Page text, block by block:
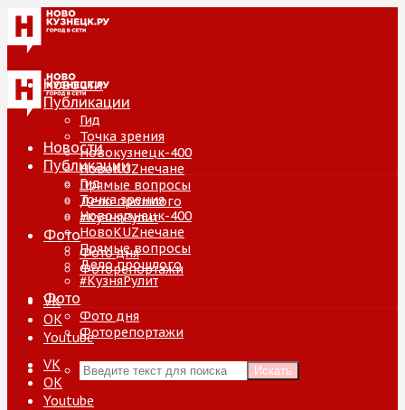
Новости
Публикации
Гид
Точка зрения
Новокузнецк-400
НовоKUZнечане
Прямые вопросы
Дело прошлого
#КузняРулит
Фото
Фото дня
Фоторепортажи
VK
ОК
Youtube
Искать
Новости
Публикации
Гид
Точка зрения
Новокузнецк-400
НовоKUZнечане
Прямые вопросы
Дело прошлого
#КузняРулит
Фото
Фото дня
Фоторепортажи
VK
ОК
Youtube